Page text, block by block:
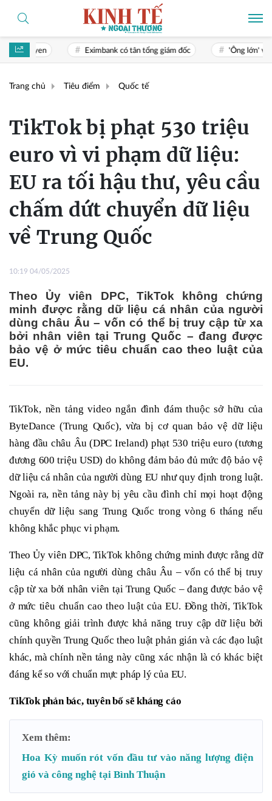
Eximbank có tân tổng giám đốc 'Ông lớn' vật liệu xây dựng
Trang chủ Tiêu điểm Quốc tế
TikTok bị phạt 530 triệu
euro vì vi phạm dữ liệu:
EU ra tối hậu thư, yêu cầu
chấm dứt chuyển dữ liệu
về Trung Quốc
10:19 04/05/2025
Theo Ủy viên DPC, TikTok không chứng
minh được rằng dữ liệu cá nhân của người
dùng châu Âu – vốn có thể bị truy cập từ xa
bởi nhân viên tại Trung Quốc – đang được
bảo vệ ở mức tiêu chuẩn cao theo luật của
EU.
TikTok, nền tảng video ngắn đình đám thuộc sở hữu của
ByteDance (Trung Quốc), vừa bị cơ quan bảo vệ dữ liệu
hàng đầu châu Âu (DPC Ireland) phạt 530 triệu euro (tương
đương 600 triệu USD) do không đảm bảo đủ mức độ bảo vệ
dữ liệu cá nhân của người dùng EU như quy định trong luật.
Ngoài ra, nền tảng này bị yêu cầu đình chỉ mọi hoạt động
chuyển dữ liệu sang Trung Quốc trong vòng 6 tháng nếu
không khắc phục vi phạm.
Theo Ủy viên DPC, TikTok không chứng minh được rằng dữ
liệu cá nhân của người dùng châu Âu – vốn có thể bị truy
cập từ xa bởi nhân viên tại Trung Quốc – đang được bảo vệ
ở mức tiêu chuẩn cao theo luật của EU. Đồng thời, TikTok
cũng không giải trình được khả năng truy cập dữ liệu bởi
chính quyền Trung Quốc theo luật phản gián và các đạo luật
khác, mà chính nền tảng này cũng xác nhận là có khác biệt
đáng kể so với chuẩn mực pháp lý của EU.
TikTok phản bác, tuyên bố sẽ kháng cáo
Xem thêm:
Hoa Kỳ muốn rót vốn đầu tư vào năng lượng điện
gió và công nghệ tại Bình Thuận